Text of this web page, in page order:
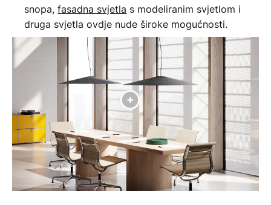
snopa,fasadna svjetla s modeliranim svjetlom i
druga svjetla ovdje nude široke mogućnosti.